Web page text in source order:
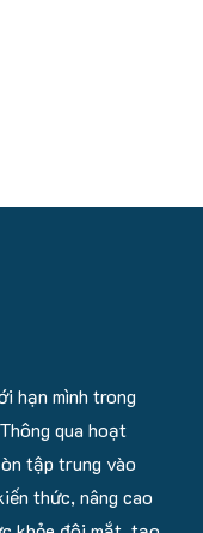
hạn mình trong
qua hoạt
tập trung vào
thức, nâng cao